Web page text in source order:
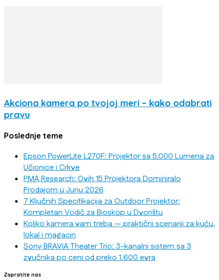
Akciona kamera po tvojoj meri – kako odabrati
pravu
Poslednje teme
Epson PowerLite L270F: Projektor sa 5.000 Lumena za
Učionice i Crkve
PMA Research: Ovih 15 Projektora Dominiralo
Prodajom u Junu 2026
7 Ključnih Specifikacija za Outdoor Projektor:
Kompletan Vodič za Bioskop u Dvorištu
Koliko kamera vam treba — praktični scenariji za kuću,
lokal i magacin
Sony BRAVIA Theater Trio: 3-kanalni sistem sa 3
zvučnika po ceni od preko 1.600 evra
Zapratite nas